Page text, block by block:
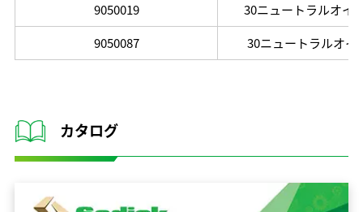
9050019
30ニュートラルオイ
9050087
30ニュートラルオイ
カタログ